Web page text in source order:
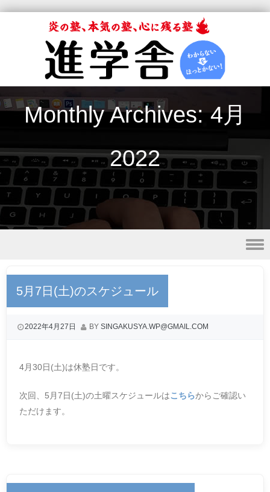
Monthly Archives:4月
2022
5月7日(土)のスケジュール
2022年4月27日 BY SINGAKUSYA.WP@GMAIL.COM
4月30日(土)は休塾日です。
次回、5月7日(土)の土曜スケジュールはこちらからご確認い
ただけます。